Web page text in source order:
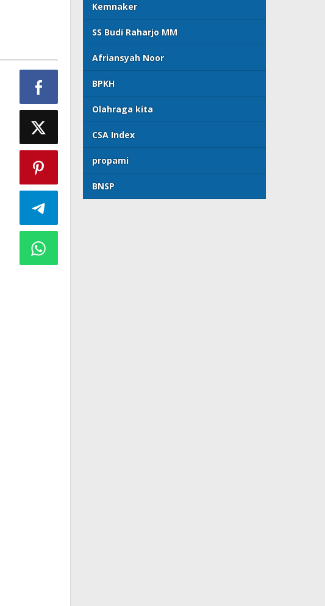
Kemnaker
SS Budi Raharjo MM
Afriansyah Noor
BPKH
Olahraga kita
CSA Index
propami
BNSP